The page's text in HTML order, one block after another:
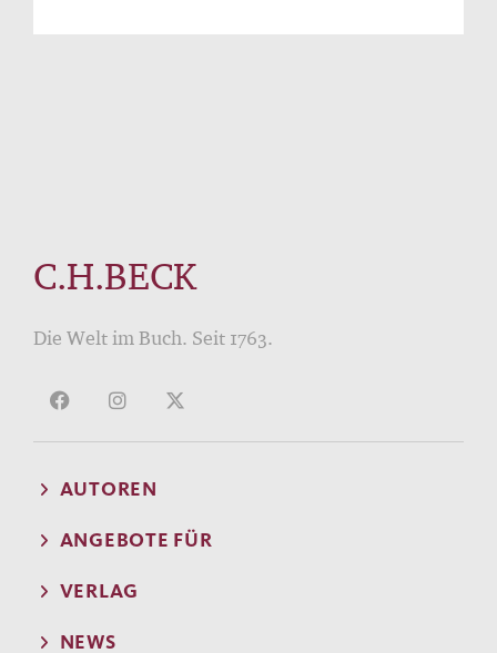
C.H.BECK
Die Welt im Buch. Seit 1763.
AUTOREN
ANGEBOTE FÜR
VERLAG
NEWS